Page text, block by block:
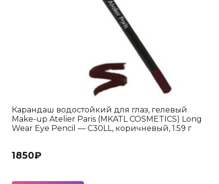
Карандаш водостойкий для глаз, гелевый
Make-up Atelier Paris (MKATL COSMETICS) Long
Wear Eye Pencil — С30LL, коричневый, 1.59 г
1850₽